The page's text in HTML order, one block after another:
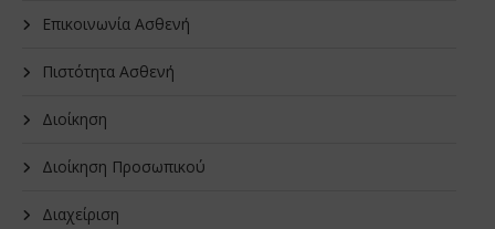
Επικοινωνία Ασθενή
Πιστότητα Ασθενή
Διοίκηση
Διοίκηση Προσωπικού
Διαχείριση